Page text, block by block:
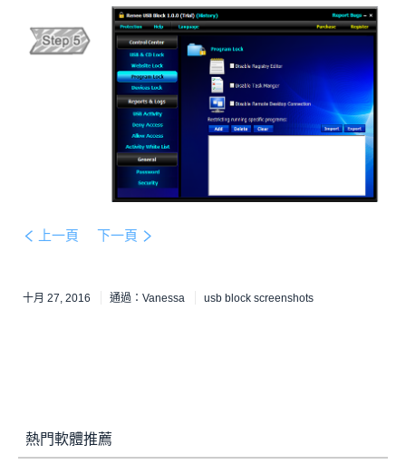
支援中心
關於我們
上一頁 下一頁
十月 27, 2016 通過： Vanessa usb block screenshots
熱門軟體推薦